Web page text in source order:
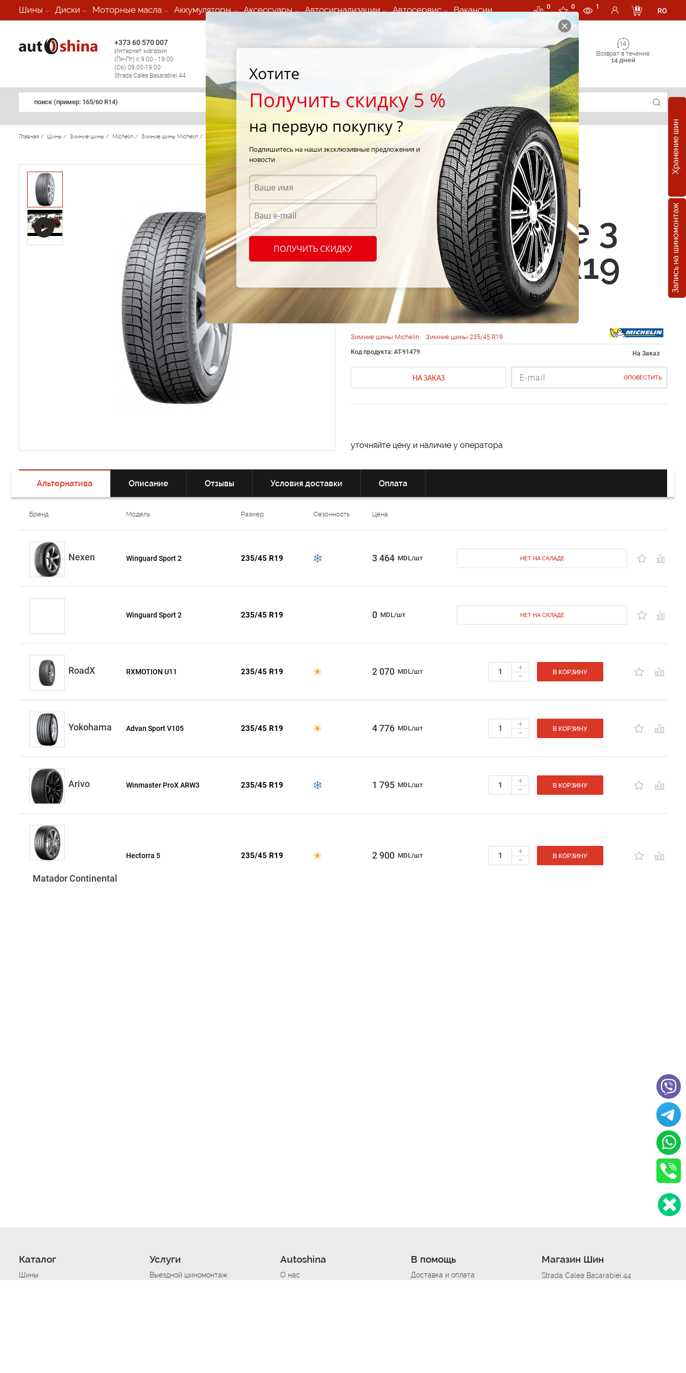
Шины Диски Моторные масла Аккумуляторы Аксессуары Автосигнализации Автосервис Вакансии 0 0 1
RO
+373 60 570 007
Интернет магазин
(Пн-Пт) с 9:00 - 19:00
(Сб) 09:00-19:00
Strada Calea Basarabiei 44
Мобильный шиномонтаж 24/7
Возврат в течение
14 дней
поиск (примеp: 165/60 R14)
Хранение шин
Запись на шиномонтаж
Главная / Шины / Зимние шины / Michelin / Зимние шины Michelin / X-Ice 3/ Michelin X-Ice 3 (Xi3) 235/45 R19 99H
Зимние шины
Michelin X-Ice 3
(Xi3) 235/45 R19
99H
Зимние шины Michelin Зимние шины 235/45 R19
Код продукта: AT-91479 На Заказ
НА ЗАКАЗ ОПОВЕСТИТЬ
уточняйте цену и наличие у оператора
Альтернатива Описание Отзывы Условия доставки Оплата
Бренд Модель Размер Сезонность Цена
Nexen Winguard Sport 2 235/45 R19 3 464 MDL/шт НЕТ НА СКЛАДЕ
Winguard Sport 2 235/45 R19 0 MDL/шт НЕТ НА СКЛАДЕ
RoadX RXMOTION U11 235/45 R19 2 070 MDL/шт +
- В КОРЗИНУ
Yokohama Advan Sport V105 235/45 R19 4 776 MDL/шт +
- В КОРЗИНУ
Arivo Winmaster ProX ARW3 235/45 R19 1 795 MDL/шт +
- В КОРЗИНУ
Matador Continental
Hectorra 5 235/45 R19 2 900 MDL/шт +
- В КОРЗИНУ
Каталог
Шины
Услуги
Выездной шиномонтаж
Autoshina
О нас
В помощь
Доставка и оплата
Магазин Шин
Strada Calea Basarabiei 44
Хотите
Получить скидку 5 %
на первую покупку ?
Подпишитесь на наши эксклюзивные предложения и
новости
ПОЛУЧИТЬ СКИДКУ